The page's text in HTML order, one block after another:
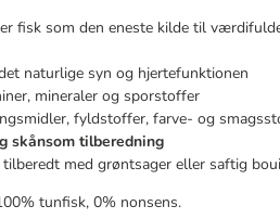
fisk som den eneste kilde til
naturlige syn og hjertefunktionen
mineraler og sporstoffer
fyldstoffer, farve- og
skånsom tilberedning
med grøntsager eller saftig
tunfisk, 0% nonsens.